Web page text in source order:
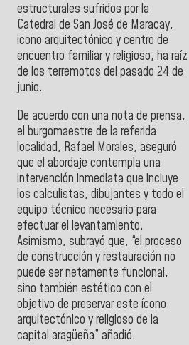
estructurales sufridos por la
Catedral de San José de Maracay,
icono arquitectónico y centro de
encuentro familiar y religioso, ha raíz
de los terremotos del pasado 24 de
junio.
De acuerdo con una nota de prensa,
el burgomaestre de la referida
localidad, Rafael Morales, aseguró
que el abordaje contempla una
intervención inmediata que incluye
los calculistas, dibujantes y todo el
equipo técnico necesario para
efectuar el levantamiento.
Asimismo, subrayó que, “el proceso
de construcción y restauración no
puede ser netamente funcional,
sino también estético con el
objetivo de preservar este ícono
arquitectónico y religioso de la
capital aragüeña” añadió.